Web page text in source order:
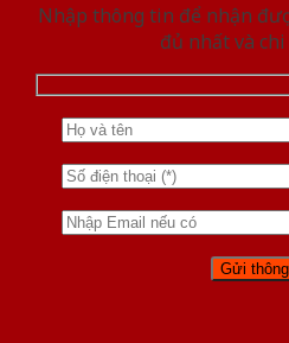
Nhập thông tin để nhận
đủ nhất và